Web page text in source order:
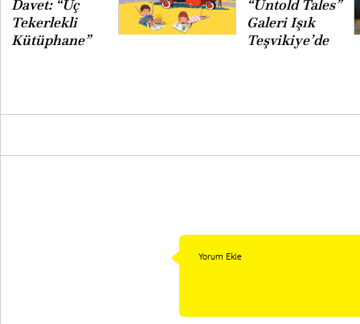
Davet: “Üç
Tekerlekli
Kütüphane”
“Untold Tales”
Galeri Işık
Teşvikiye’de